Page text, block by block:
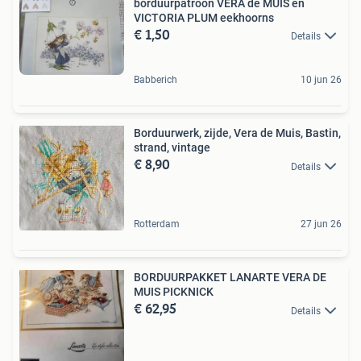
borduurpatroon VERA de MUIS en
VICTORIA PLUM eekhoorns
€ 1,50 Details
Babberich 10 jun 26
Borduurwerk, zijde, Vera de Muis, Bastin,
strand, vintage
€ 8,90 Details
Rotterdam 27 jun 26
BORDUURPAKKET LANARTE VERA DE
MUIS PICKNICK
€ 62,95 Details